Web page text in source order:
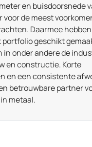
en buisdoorsnede
voor de meest
Daarmee
portfolio geschikt
in onder andere de
en constructie. Korte
en een consistente
betrouwbare partner
metaal.